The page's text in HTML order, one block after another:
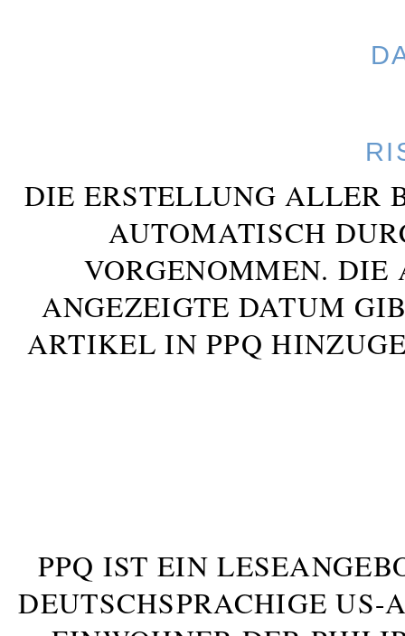
DIE ERSTELLUNG ALLER
AUTOMATISCH
VORGENOMMEN. DIE
ANGEZEIGTE DATUM
ARTIKEL IN PPQ
PPQ IST EIN
DEUTSCHSPRACHIGE US-